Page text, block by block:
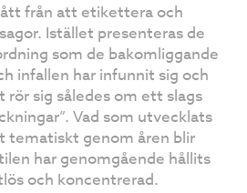
från att etikettera och
Istället presenteras de
som de bakomliggande
infallen har infunnit sig och
sig således om ett slags
Vad som utvecklats
tematiskt genom åren blir
har genomgående hållits
och koncentrerad.